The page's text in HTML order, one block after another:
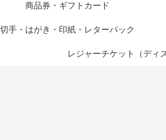
商品券・ギフトカード
切手・はがき・印紙・レターパック